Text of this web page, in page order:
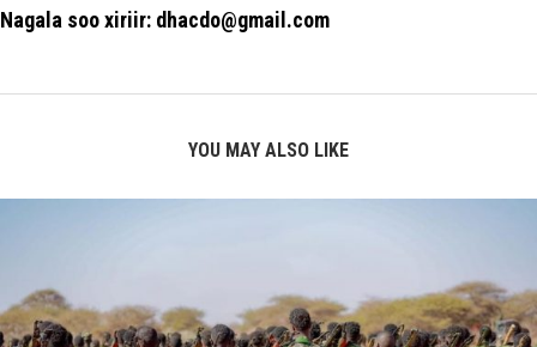
Nagala soo xiriir: dhacdo@gmail.com
YOU MAY ALSO LIKE